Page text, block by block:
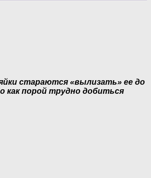
стараются «вылизать» ее до
как порой трудно добиться